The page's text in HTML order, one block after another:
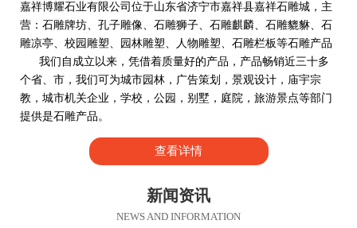
嘉祥博耀石业有限公司位于山东省济宁市嘉祥县嘉祥石雕城，主
营：石雕牌坊、孔子雕像、石雕狮子、石雕麒麟、石雕貔貅、石
雕凉亭、校园雕塑、园林雕塑、人物雕塑、石雕栏板等石雕产品
我们自成立以来，凭借着质量好的产品，产品畅销近三十多
个省、市，我们可为城市园林，广告策划，景观设计，庙宇宗
教，城市机关企业，学校，公园，别墅，庭院，旅游景点等部门
提供是石雕产品。
查看详情
新闻资讯
NEWS AND INFORMATION